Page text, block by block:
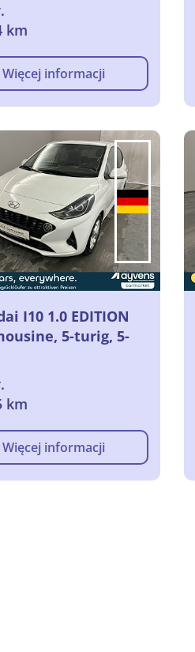
km
Więcej informacji
I10 1.0 EDITION
5-turig, 5-
km
Więcej informacji